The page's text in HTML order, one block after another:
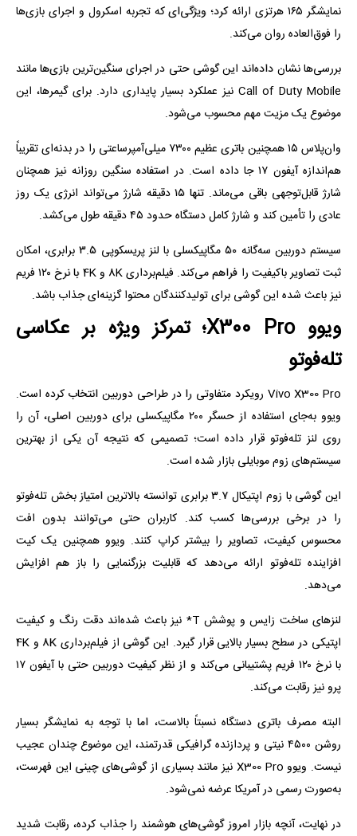
نمایشگر ۱۶۵ هرتزی ارائه کرد؛ ویژگی‌ای که تجربه اسکرول و اجرای بازی‌ها
را فوق‌العاده روان می‌کند.
بررسی‌ها نشان داده‌اند این گوشی حتی در اجرای سنگین‌ترین بازی‌ها مانند
Call of Duty Mobile نیز عملکرد بسیار پایداری دارد. برای گیمرها، این
موضوع یک مزیت مهم محسوب می‌شود.
وان‌پلاس ۱۵ همچنین باتری عظیم ۷۳۰۰ میلی‌آمپرساعتی را در بدنه‌ای تقریباً
هم‌اندازه آیفون ۱۷ جا داده است. در استفاده سنگین روزانه نیز همچنان
شارژ قابل‌توجهی باقی می‌ماند. تنها ۱۵ دقیقه شارژ می‌تواند انرژی یک روز
عادی را تأمین کند و شارژ کامل دستگاه حدود ۴۵ دقیقه طول می‌کشد.
سیستم دوربین سه‌گانه ۵۰ مگاپیکسلی با لنز پریسکوپی ۳.۵ برابری، امکان
ثبت تصاویر باکیفیت را فراهم می‌کند. فیلم‌برداری 8K و 4K با نرخ ۱۲۰ فریم
نیز باعث شده این گوشی برای تولیدکنندگان محتوا گزینه‌ای جذاب باشد.
ویوو X300 Pro؛ تمرکز ویژه بر عکاسی
تله‌فوتو
Vivo X300 Pro رویکرد متفاوتی را در طراحی دوربین انتخاب کرده است.
ویوو به‌جای استفاده از حسگر ۲۰۰ مگاپیکسلی برای دوربین اصلی، آن را
روی لنز تله‌فوتو قرار داده است؛ تصمیمی که نتیجه آن یکی از بهترین
سیستم‌های زوم موبایلی بازار شده است.
این گوشی با زوم اپتیکال ۳.۷ برابری توانسته بالاترین امتیاز بخش تله‌فوتو
را در برخی بررسی‌ها کسب کند. کاربران حتی می‌توانند بدون افت
محسوس کیفیت، تصاویر را بیشتر کراپ کنند. ویوو همچنین یک کیت
افزاینده تله‌فوتو ارائه می‌دهد که قابلیت بزرگنمایی را باز هم افزایش
می‌دهد.
لنزهای ساخت زایس و پوشش T* نیز باعث شده‌اند دقت رنگ و کیفیت
اپتیکی در سطح بسیار بالایی قرار گیرد. این گوشی از فیلم‌برداری 8K و 4K
با نرخ ۱۲۰ فریم پشتیبانی می‌کند و از نظر کیفیت دوربین حتی با آیفون ۱۷
پرو نیز رقابت می‌کند.
البته مصرف باتری دستگاه نسبتاً بالاست، اما با توجه به نمایشگر بسیار
روشن ۴۵۰۰ نیتی و پردازنده گرافیکی قدرتمند، این موضوع چندان عجیب
نیست. ویوو X300 Pro نیز مانند بسیاری از گوشی‌های چینی این فهرست،
به‌صورت رسمی در آمریکا عرضه نمی‌شود.
در نهایت، آنچه بازار امروز گوشی‌های هوشمند را جذاب کرده، رقابت شدید